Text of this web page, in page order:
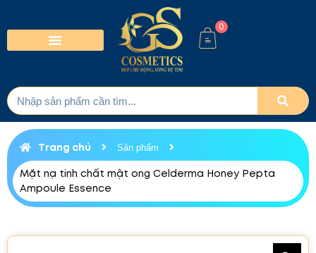
0
Trang chủ Sản phẩm
Mặt nạ tinh chất mật ong Celderma Honey Pepta
Ampoule Essence